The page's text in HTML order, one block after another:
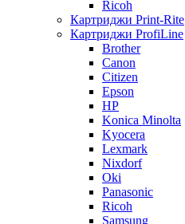
Ricoh
Картриджи Print-Rite
Картриджи ProfiLine
Brother
Canon
Citizen
Epson
HP
Konica Minolta
Kyocera
Lexmark
Nixdorf
Oki
Panasonic
Ricoh
Samsung